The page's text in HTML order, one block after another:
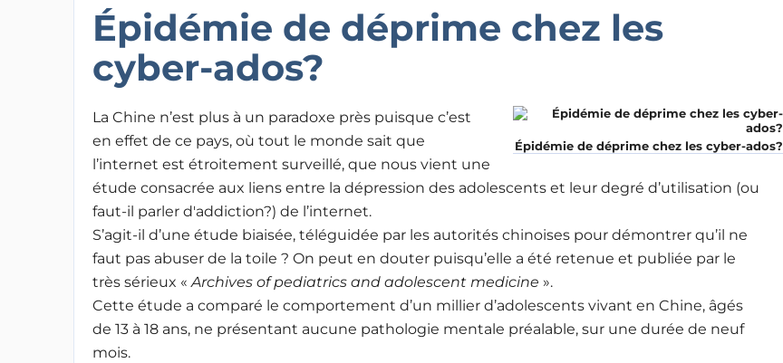
Épidémie de déprime chez les
cyber-ados?
Épidémie de déprime chez les cyber-ados?
La Chine n’est plus à un paradoxe près puisque c’est
en effet de ce pays, où tout le monde sait que
l’internet est étroitement surveillé, que nous vient une
étude consacrée aux liens entre la dépression des adolescents et leur degré d’utilisation (ou
faut-il parler d'addiction?) de l’internet.
S’agit-il d’une étude biaisée, téléguidée par les autorités chinoises pour démontrer qu’il ne
faut pas abuser de la toile ? On peut en douter puisqu’elle a été retenue et publiée par le
très sérieux «Archives of pediatrics and adolescent medicine ».
Cette étude a comparé le comportement d’un millier d’adolescents vivant en Chine, âgés
de 13 à 18 ans, ne présentant aucune pathologie mentale préalable, sur une durée de neuf
mois.